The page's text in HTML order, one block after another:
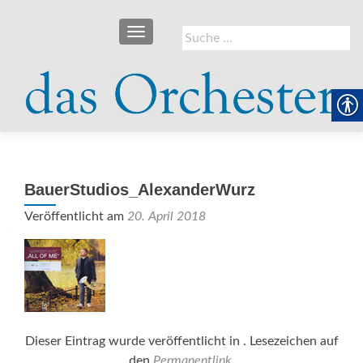
Suche
nach:
SCHALTE NAVIGATION
BauerStudios_AlexanderWurz
Veröffentlicht am 20. April 2018
Dieser Eintrag wurde veröffentlicht in . Lesezeichen auf